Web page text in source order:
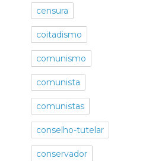
censura
coitadismo
comunismo
comunista
comunistas
conselho-tutelar
conservador